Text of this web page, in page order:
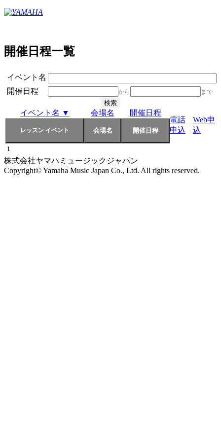
開催日程一覧
イベント名
開催日程
から まで
イベント名 ▼ 会場名
開催日程
電話
申込
Web申
込
1
株式会社ヤマハミュージックジャパン
Copyright© Yamaha Music Japan Co., Ltd. All rights reserved.